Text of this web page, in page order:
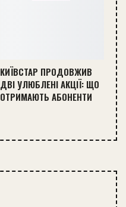
КИЇВСТАР ПРОДОВЖИВ
ДВІ УЛЮБЛЕНІ АКЦІЇ: ЩО
ОТРИМАЮТЬ АБОНЕНТИ